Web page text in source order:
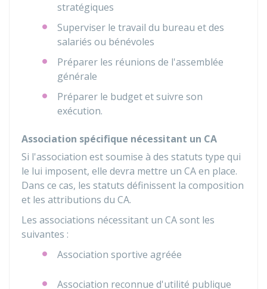
stratégiques
Superviser le travail du bureau et des
salariés ou bénévoles
Préparer les réunions de l'assemblée
générale
Préparer le budget et suivre son
exécution.
Association spécifique nécessitant un CA
Si l'association est soumise à des statuts type qui
le lui imposent, elle devra mettre un CA en place.
Dans ce cas, les statuts définissent la composition
et les attributions du CA.
Les associations nécessitant un CA sont les
suivantes :
Association sportive agréée
Association reconnue d'utilité publique